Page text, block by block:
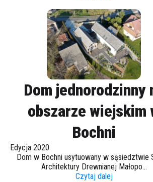
Dom jednorodzinny
obszarze wiejskim
Bochni
Edycja 2020
Dom w Bochni usytuowany w sąsiedztwie
Architektury Drewnianej Małopo...
Czytaj dalej